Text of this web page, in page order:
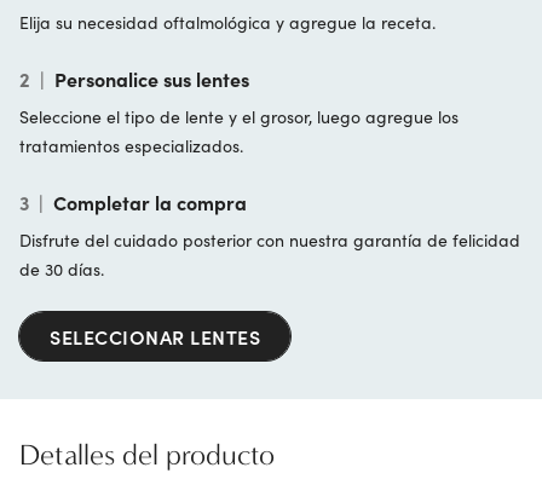
Elija su necesidad oftalmológica y agregue la receta.
2 | Personalice sus lentes
Seleccione el tipo de lente y el grosor, luego agregue los
tratamientos especializados.
3 | Completar la compra
Disfrute del cuidado posterior con nuestra garantía de felicidad
de 30 días.
SELECCIONAR LENTES
Detalles del producto